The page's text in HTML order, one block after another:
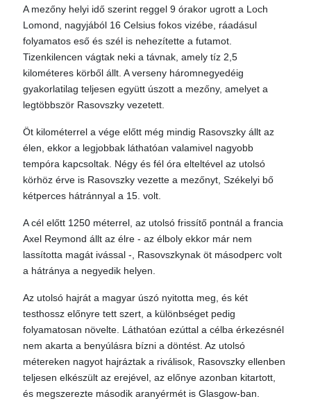
A mezőny helyi idő szerint reggel 9 órakor ugrott a Loch
Lomond, nagyjából 16 Celsius fokos vizébe, ráadásul
folyamatos eső és szél is nehezítette a futamot.
Tizenkilencen vágtak neki a távnak, amely tíz 2,5
kilométeres körből állt. A verseny háromnegyedéig
gyakorlatilag teljesen együtt úszott a mezőny, amelyet a
legtöbbször Rasovszky vezetett.
Öt kilométerrel a vége előtt még mindig Rasovszky állt az
élen, ekkor a legjobbak láthatóan valamivel nagyobb
tempóra kapcsoltak. Négy és fél óra elteltével az utolsó
körhöz érve is Rasovszky vezette a mezőnyt, Székelyi bő
kétperces hátránnyal a 15. volt.
A cél előtt 1250 méterrel, az utolsó frissítő pontnál a francia
Axel Reymond állt az élre - az élboly ekkor már nem
lassította magát ivással -, Rasovszkynak öt másodperc volt
a hátránya a negyedik helyen.
Az utolsó hajrát a magyar úszó nyitotta meg, és két
testhossz előnyre tett szert, a különbséget pedig
folyamatosan növelte. Láthatóan ezúttal a célba érkezésnél
nem akarta a benyúlásra bízni a döntést. Az utolsó
métereken nagyot hajráztak a riválisok, Rasovszky ellenben
teljesen elkészült az erejével, az előnye azonban kitartott,
és megszerezte második aranyérmét is Glasgow-ban.